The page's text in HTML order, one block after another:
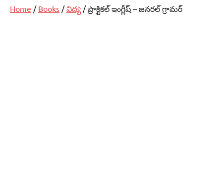
Home / Books /విద్య / ప్రాక్టికల్‌ ఇంగ్లీష్‌ – జనరల్‌ గ్రామర్‌